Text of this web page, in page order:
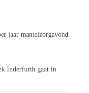
jaar mantelzorgavond
Inderfurth gaat in